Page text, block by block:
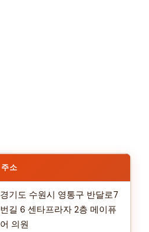
주소
경기도 수원시 영통구 반달로7
번길 6 센타프라자 2층 메이퓨
어 의원